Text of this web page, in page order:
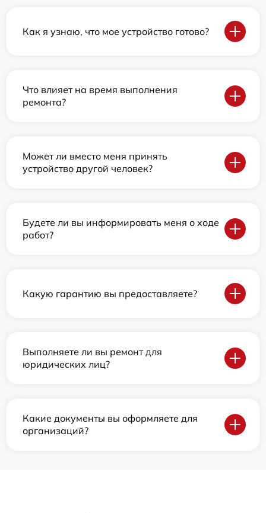
Как я узнаю, что мое устройство готово?
Что влияет на время выполнения
ремонта?
Может ли вместо меня принять
устройство другой человек?
Будете ли вы информировать меня о ходе
работ?
Какую гарантию вы предоставляете?
Выполняете ли вы ремонт для
юридических лиц?
Какие документы вы оформляете для
организаций?